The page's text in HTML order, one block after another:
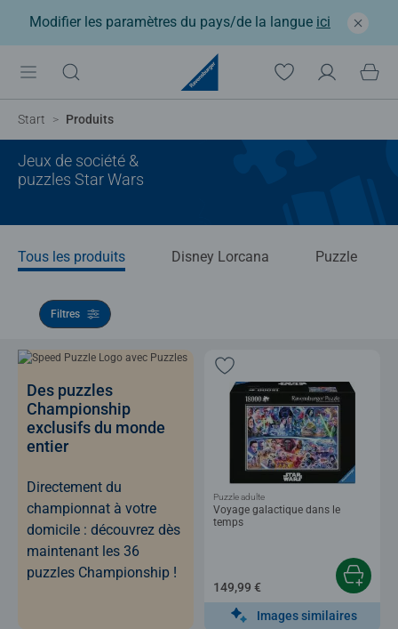
Modifier les paramètres du pays/de la langue ici
Start Produits
Jeux de société &
puzzles Star Wars
Tous les produits Disney Lorcana Puzzle
Filtres
Des puzzles
Championship
exclusifs du monde
entier
Directement du
championnat à votre
domicile : découvrez dès
maintenant les 36
puzzles Championship !
Voyage galactique dans le
temps
Puzzle adulte
149,99 €
Images similaires